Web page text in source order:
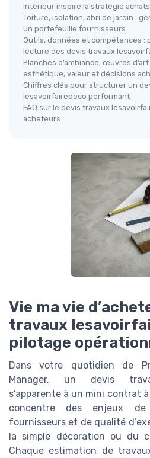
intérieur inspire la stratégie achats
Toiture, isolation, abri de jardin :
un portefeuille fournisseurs
Outils, données et compétences :
lecture des devis travaux
Planches d’ambiance, œuvres
esthétique, valeur et décisions
Chiffres clés pour structurer un
lesavoirfairedeco performant
FAQ sur le devis travaux
acheteurs
Vie ma vie
travaux
pilotage
Dans votre quotidien de
Manager, un devis
s’apparente à un mini contrat
concentre des enjeux
fournisseurs et de qualité
la simple décoration ou du
Chaque estimation de